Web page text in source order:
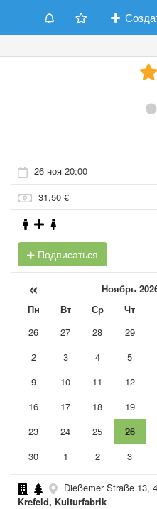
26 ноя 20:00
31,50 €
Подписаться
« Ноябрь
Пн Вт Ср Чт
26
27 28 29
2
3 4 5
9
10 11 12
16
17 18 19
23
24 25 26
30
1 2 3
Dießemer Straße 13,
Krefeld, Kulturfabrik